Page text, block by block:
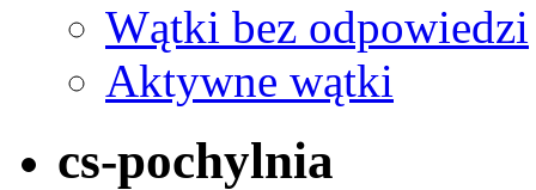
Wątki bez odpowiedzi
Aktywne wątki
cs-pochylnia